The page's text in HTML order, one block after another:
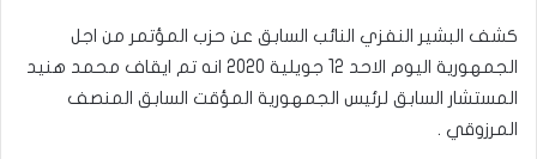
كشف البشير النفزي النائب السابق عن حزب المؤتمر من اجل
الجمهورية اليوم الاحد 12 جويلية 2020 انه تم ايقاف محمد هنيد
المستشار السابق لرئيس الجمهورية المؤقت السابق المنصف
المرزوقي .